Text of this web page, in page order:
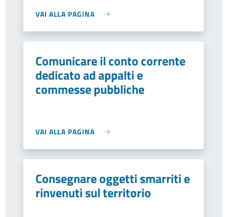
VAI ALLA PAGINA
Comunicare il conto corrente
dedicato ad appalti e
commesse pubbliche
VAI ALLA PAGINA
Consegnare oggetti smarriti e
rinvenuti sul territorio